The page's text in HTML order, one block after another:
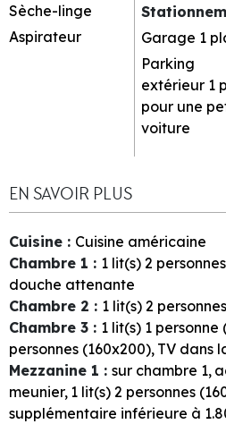
Sèche-linge
Aspirateur
Garage 1
Parking
extérieur 1
pour une
voiture
EN SAVOIR PLUS
Cuisine : Cuisine américaine
Chambre 1 : 1 lit(s) 2
douche attenante
Chambre 2 : 1 lit(s) 2
Chambre 3 : 1 lit(s) 1 personne
personnes (160x200) TV dans
Mezzanine 1 : sur chambre 1
meunier 1 lit(s) 2 personnes
supplémentaire inférieure à